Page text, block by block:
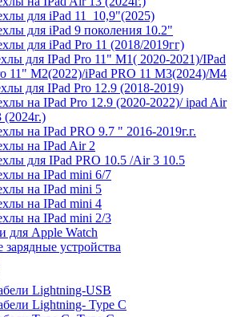
для iPad 11_10,9"(2025)
для iPad 9 поколения 10.2"
для iPad Pro 11 (2018/2019гг)
для IPad Pro 11" М1( 2020-2021)/IPad
11" М2(2022)/iPad PRO 11 M3(2024)/M4
для IPad Pro 12.9 (2018-2019)
на IPad Pro 12.9 (2020-2022)/ ipad Air
(2024г.)
на IPad PRO 9.7 " 2016-2019г.г.
на IPad Air 2
для IPad PRO 10.5 /Air 3 10.5
на IPad mini 6/7
на IPad mini 5
на IPad mini 4
на IPad mini 2/3
для Apple Watch
зарядные устройства
Lightning-USB
Lightning- Type C